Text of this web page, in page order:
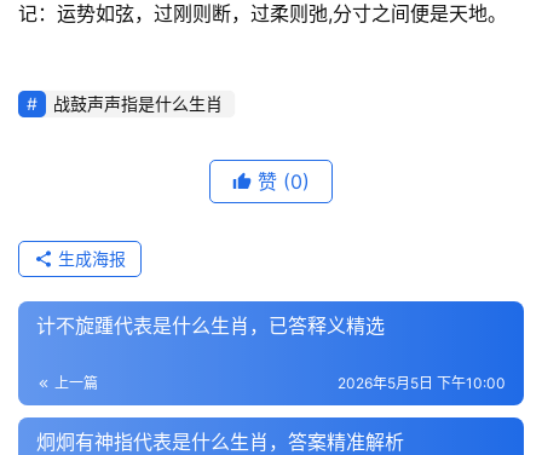
记：运势如弦，过刚则断，过柔则弛,分寸之间便是天地。
战鼓声声指是什么生肖
赞 (0)
生成海报
计不旋踵代表是什么生肖，已答释义精选
上一篇 2026年5月5日 下午10:00
炯炯有神指代表是什么生肖，答案精准解析